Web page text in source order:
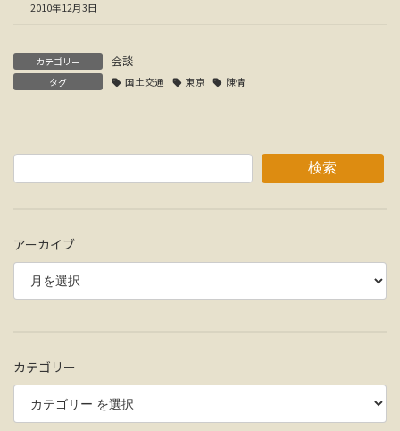
2010年12月3日
カテゴリー 会談
タグ 国土交通 東京 陳情
検索
アーカイブ
カテゴリー